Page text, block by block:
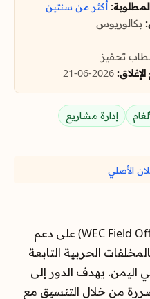
أكثر من سنتين
بكالوريوس
تحفيز
الإغلاق:
إدارة مشاريع
الأصلي
يعمل المسؤول الميداني (WEC Field Officer) على دعم
الحربية التابعة
اليمن. يهدف الدور إلى
من خلال التنسيق مع